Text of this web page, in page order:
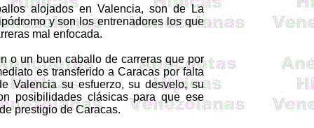
alojados en Valencia, son de La
y son los entrenadores los que
mal enfocada.
o un buen caballo de carreras que por
es transferido a Caracas por falta
Valencia su esfuerzo, su desvelo, su
posibilidades clásicas para que ese
prestigio de Caracas.